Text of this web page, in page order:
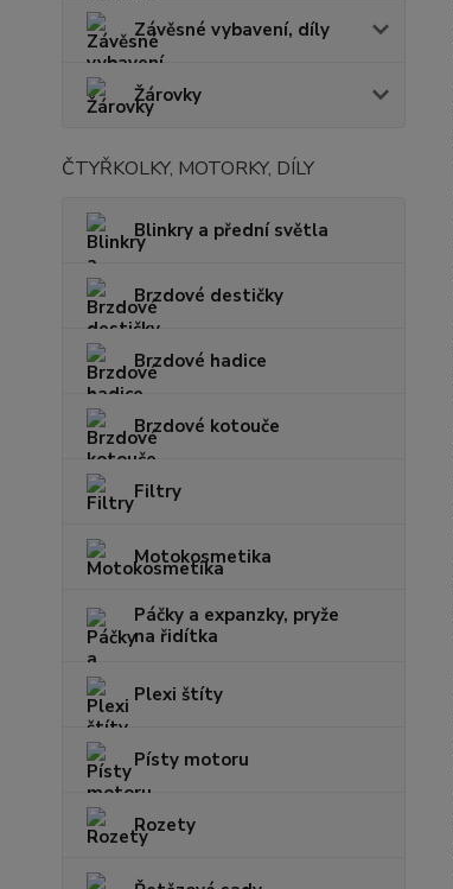
Závěsné vybavení, díly
Žárovky
ČTYŘKOLKY, MOTORKY, DÍLY
Blinkry a přední světla
Brzdové destičky
Brzdové hadice
Brzdové kotouče
Filtry
Motokosmetika
Páčky a expanzky, pryže
na řidítka
Plexi štíty
Písty motoru
Rozety